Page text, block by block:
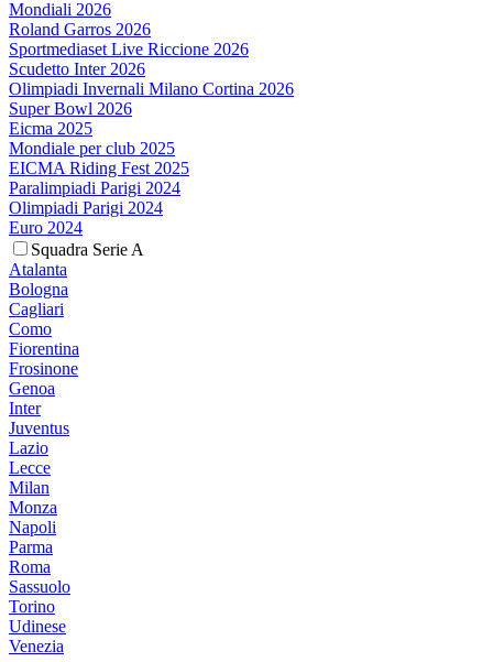
Mondiali 2026
Roland Garros 2026
Sportmediaset Live Riccione 2026
Scudetto Inter 2026
Olimpiadi Invernali Milano Cortina 2026
Super Bowl 2026
Eicma 2025
Mondiale per club 2025
EICMA Riding Fest 2025
Paralimpiadi Parigi 2024
Olimpiadi Parigi 2024
Euro 2024
Squadra Serie A
Atalanta
Bologna
Cagliari
Como
Fiorentina
Frosinone
Genoa
Inter
Juventus
Lazio
Lecce
Milan
Monza
Napoli
Parma
Roma
Sassuolo
Torino
Udinese
Venezia